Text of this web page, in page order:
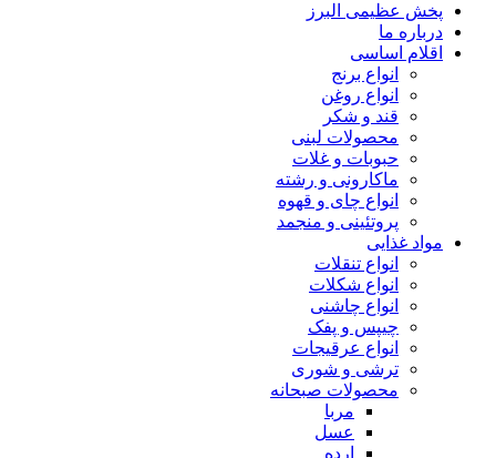
پخش عظیمی البرز
درباره ما
اقلام اساسی
انواع برنج
انواع روغن
قند و شکر
محصولات لبنی
حبوبات و غلات
ماکارونی و رشته
انواع چای و قهوه
پروتئینی و منجمد
مواد غذایی
انواع تنقلات
انواع شکلات
انواع چاشنی
چیپس و پفک
انواع عرقیجات
ترشی و شوری
محصولات صبحانه
مربا
عسل
ارده